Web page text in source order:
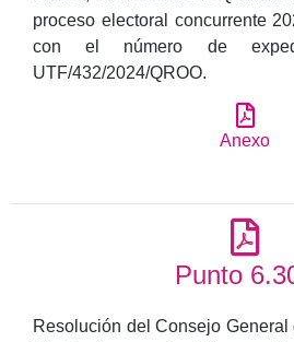
proceso electoral concurrente
con el número de
UTF/432/2024/QROO.
Anexo
Punto
Resolución del Consejo General